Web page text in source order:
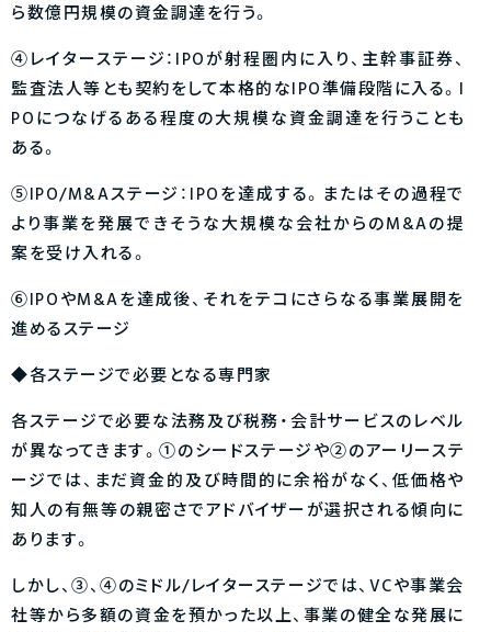
ら数億円規模の資金調達を行う。
④レイターステージ：IPOが射程圏内に入り、主幹事証券、
監査法人等とも契約をして本格的なIPO準備段階に入る。I
POにつなげるある程度の大規模な資金調達を行うことも
ある。
⑤IPO/M&Aステージ：IPOを達成する。またはその過程で
より事業を発展できそうな大規模な会社からのM&Aの提
案を受け入れる。
⑥IPOやM&Aを達成後、それをテコにさらなる事業展開を
進めるステージ
◆各ステージで必要となる専門家
各ステージで必要な法務及び税務・会計サービスのレベル
が異なってきます。①のシードステージや②のアーリーステ
ージでは、まだ資金的及び時間的に余裕がなく、低価格や
知人の有無等の親密さでアドバイザーが選択される傾向に
あります。
しかし、③、④のミドル/レイターステージでは、VCや事業会
社等から多額の資金を預かった以上、事業の健全な発展に